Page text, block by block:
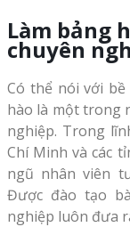
Làm bảng
chuyên
Có thể nói với
hào là một trong
nghiệp. Trong
Chí Minh và các
ngũ nhân viên
Được đào tạo
nghiệp luôn đưa